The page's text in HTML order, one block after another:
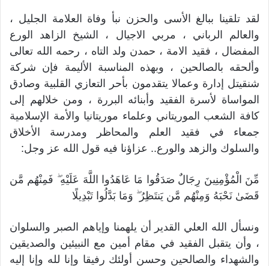
لقد تلقينا ببالغ الأسى والحزن نبأ وفاة العلامة الجليل ،
والعالم الرباني ، مربي الاجيال ، الشيخ الزاهد الورع
المفضال ، فقيد الامة ، حمدن ولد التاه ، رحمه الله تعالى
وألحقه بالصالحين ، وبهذه المناسبة الأليمة فإن شركة
شنقيتل إدارة وعمالا يتقدمون بأحر التعازي القلبية وصادق
المواساة لأسرة الفقيد وأبنائه البررة ، ومن خلالهم إلى
كافة الشعب الموريتاني وعلماء موريتانيا والأمة الإسلامية
جمعاء في فقيد العلم والمحاظر ومدرسة الأخلاق
والسلوك والزهد والورع.. عزاؤنا فيه قول الله عز وجل:
مِّنَ الْمُؤْمِنِينَ رِجَالٌ صَدَقُوا مَا عَاهَدُوا اللَّهَ عَلَيْهِ ۖ فَمِنْهُم مَّن
قَضَىٰ نَحْبَهُ وَمِنْهُم مَّن يَنتَظِرُ ۖ وَمَا بَدَّلُوا تَبْدِيلًا
ونسأل الله العلي القدير أن يلهمنا وإياهم الصبر والسلوان
، وأن يتقبل الفقيد في مقام أمين مع النبيئين والصديقين
والشهداء والصالحين وحسن أولئك رفيقا وإنا لله وإنا إليه